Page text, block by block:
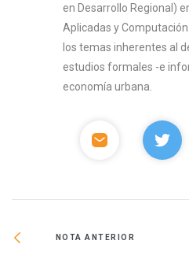
en Desarrollo Regional)
Aplicadas y
los temas inherentes al
estudios formales -e
economía urbana.
NOTA ANTERIOR